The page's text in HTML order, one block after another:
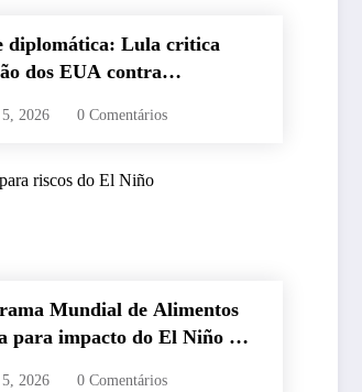
diplomática: Lula critica
dos EUA contra
5, 2026 0 Comentários
Mundial de Alimentos
para impacto do El Niño na
5, 2026 0 Comentários